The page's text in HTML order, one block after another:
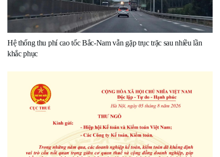
Hệ thống thu phí cao tốc Bắc-Nam vẫn gặp trục trặc sau nhiều lần
khắc phục